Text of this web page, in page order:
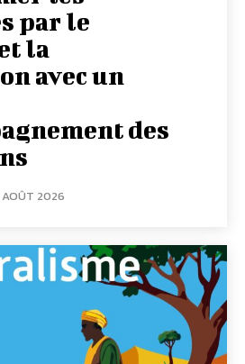
par le
la
avec un
des
2026